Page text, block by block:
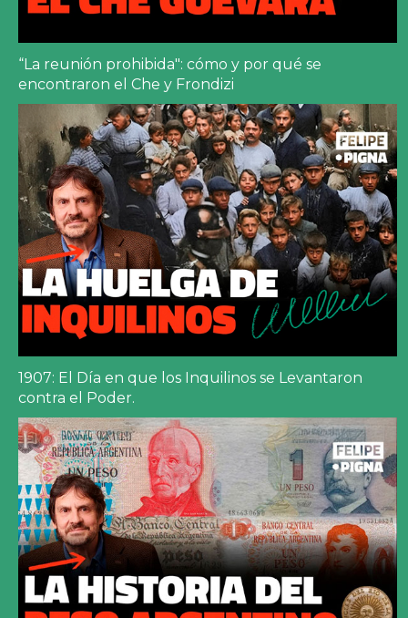
“La reunión prohibida": cómo y por qué se
encontraron el Che y Frondizi
1907: El Día en que los Inquilinos se Levantaron
contra el Poder.